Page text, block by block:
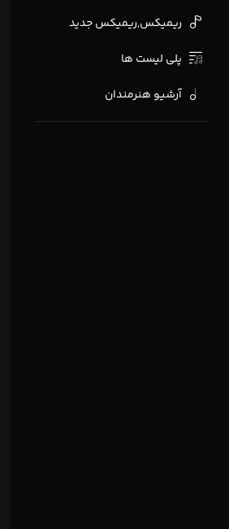
ریمیکس,ریمیکس جدید
پلی لیست ها
آرشیو هنرمندان